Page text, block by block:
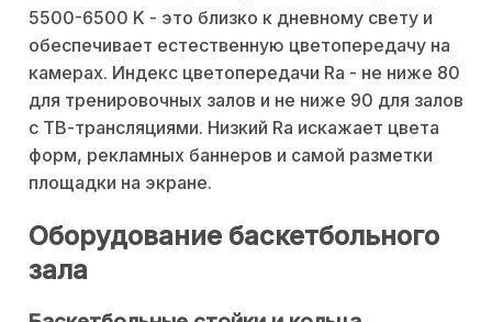
5500-6500 K - это близко к дневному свету и
обеспечивает естественную цветопередачу на
камерах. Индекс цветопередачи Ra - не ниже 80
для тренировочных залов и не ниже 90 для залов
с ТВ-трансляциями. Низкий Ra искажает цвета
форм, рекламных баннеров и самой разметки
площадки на экране.
Оборудование баскетбольного
зала